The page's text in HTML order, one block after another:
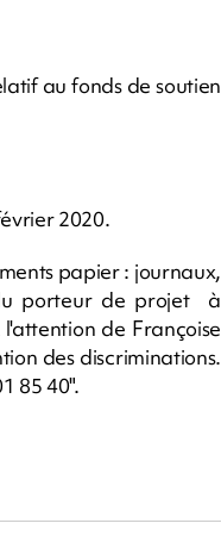
au fonds de soutien
2020.
papier : journaux,
porteur de projet à
de Françoise
des discriminations.
85 40".